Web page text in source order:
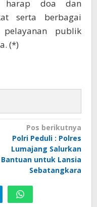
harap doa dan
serta berbagai
publik
(*)
Pos berikutnya
Polri Peduli : Polres
Lumajang Salurkan
Bantuan untuk Lansia
Sebatangkara